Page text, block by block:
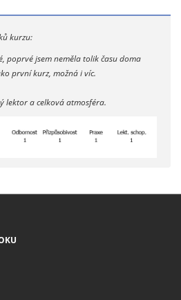
kurzu:
poprvé jsem neměla tolik času doma
první kurz, možná i víc.
lektor a celková atmosféra.